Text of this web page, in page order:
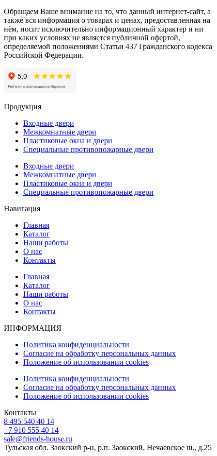
Обращаем Ваше внимание на то, что данный интернет-сайт, а
также вся информация о товарах и ценах, предоставленная на
нём, носит исключительно информационный характер и ни
при каких условиях не является публичной офертой,
определяемой положениями Статьи 437 Гражданского кодекса
Российской Федерации.
Продукция
Входные двери
Межкомнатные двери
Пластиковые окна и двери
Специальные противопожарные двери
Входные двери
Межкомнатные двери
Пластиковые окна и двери
Специальные противопожарные двери
Навигация
Главная
Каталог
Наши работы
О нас
Контакты
Главная
Каталог
Наши работы
О нас
Контакты
ИНФОРМАЦИЯ
Политика конфиденциальности
Согласие на обработку персональных данных
Положение об использовании cookies
Политика конфиденциальности
Согласие на обработку персональных данных
Положение об использовании cookies
Контакты
8 495 540 40 14
+7 910 555 40 14
sale@friends-house.ru
Тульская обл. Заокский р-н, р.п. Заокский, Нечаевское ш., д.25